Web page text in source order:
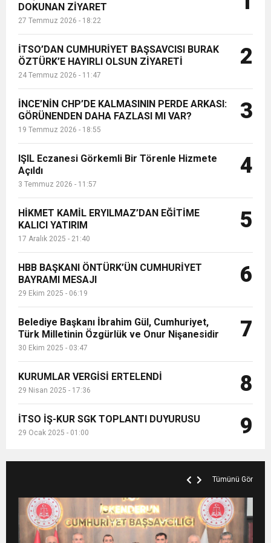
ve Onur Nişanesidir
6:19 HBB BAŞKANI ÖNTÜRK’ÜN
CUMHURİYET BAYRAMI MESAJI
17:36 KURUMLAR VERGİSİ ERTELENDİ
1:00 İTSO İŞ-KUR SGK TOPLANTI
21:40 CEYLANDERE’DE BAŞKAN EMRAH
18:22
GÖNÜLLERE DOKUNAN ZİYARET
İskenderun Kız Anadolu İmam Hatip
...
DOKUNAN ZİYARET
27 Temmuz 2026 - 18:22
İTSO’DAN CUMHURİYET BAŞSAVCISI BURAK
ÖZTÜRK’E HAYIRLI OLSUN ZİYARETİ
24 Temmuz 2026 - 11:47
2
İNCE’NİN CHP’DE KALMASININ PERDE ARKASI:
GÖRÜNENDEN DAHA FAZLASI MI VAR?
19 Temmuz 2026 - 18:55
3
IŞIL Eczanesi Görkemli Bir Törenle Hizmete
Açıldı
3 Temmuz 2026 - 11:57
4
HİKMET KAMİL ERYILMAZ’DAN EĞİTİME
KALICI YATIRIM
17 Aralık 2025 - 21:40
5
HBB BAŞKANI ÖNTÜRK’ÜN CUMHURİYET
BAYRAMI MESAJI
29 Ekim 2025 - 06:19
6
Belediye Başkanı İbrahim Gül, Cumhuriyet,
Türk Milletinin Özgürlük ve Onur Nişanesidir
30 Ekim 2025 - 03:47
7
KURUMLAR VERGİSİ ERTELENDİ
29 Nisan 2025 - 17:36 8
İTSO İŞ-KUR SGK TOPLANTI DUYURUSU
29 Ocak 2025 - 01:00 9
Tümünü Gör